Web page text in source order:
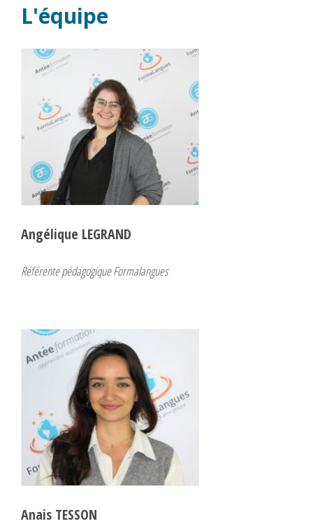
L'équipe
Angélique LEGRAND
Référente pédagogique Formalangues
Anais TESSON